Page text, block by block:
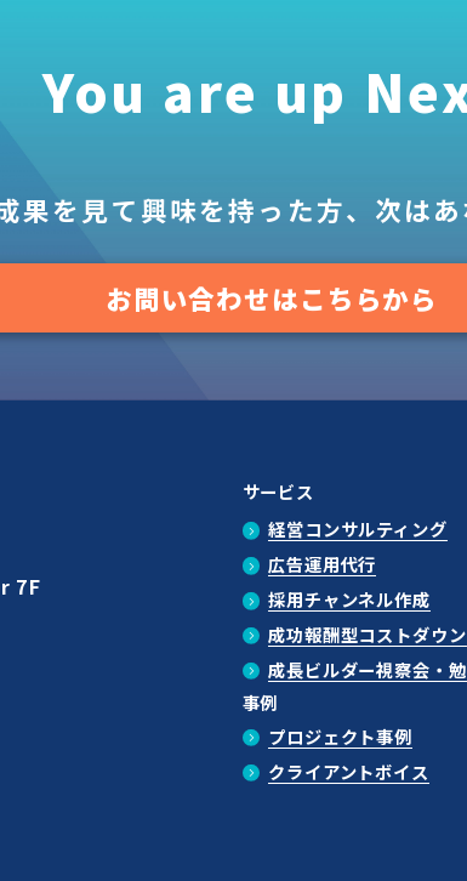
You are up
果を見て興味を持った方、 次は
お問い合わせはこちらから
サービス
経営コンサルティング
広告運用代行
採用チャンネル作成
成功報酬型コストダウン
成長ビルダー視察会・
事例
プロジェクト事例
クライアントボイス
7F